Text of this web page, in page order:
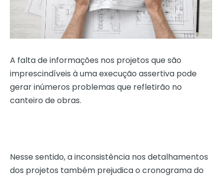
A falta de informações nos projetos que são
imprescindíveis à uma execução assertiva pode
gerar inúmeros problemas que refletirão no
canteiro de obras.
Nesse sentido, a inconsistência nos detalhamentos
dos projetos também prejudica o cronograma do